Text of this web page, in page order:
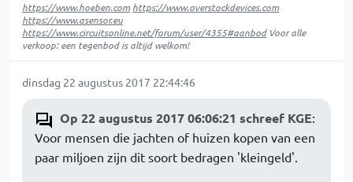
https://www.hoeben.com https://www.overstockdevices.com
https://www.asensor.eu
https://www.circuitsonline.net/forum/user/4355#aanbodVoor alle
verkoop: een tegenbod is altijd welkom!
dinsdag 22 augustus 2017 22:44:46
Op 22 augustus 2017 06:06:21 schreef KGE:
Voor mensen die jachten of huizen kopen van een
paar miljoen zijn dit soort bedragen 'kleingeld'.